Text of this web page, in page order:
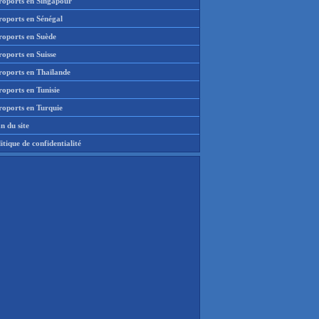
en Sénégal
en Suède
en Suisse
en Thaïlande
en Tunisie
en Turquie
du site
de confidentialité